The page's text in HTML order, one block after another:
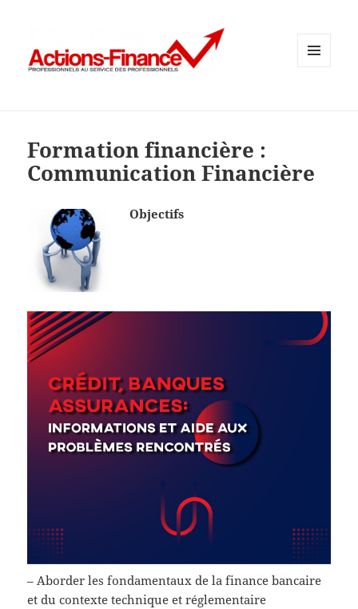
Formation financière :
Communication Financière
Objectifs
– Aborder les fondamentaux de la finance bancaire
et du contexte technique et réglementaire